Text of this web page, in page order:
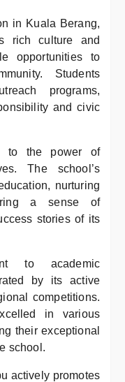
in Kuala Berang,
rich culture and
opportunities to
Students
programs,
and civic
to the power of
The school’s
nurturing
a sense of
stories of its
to academic
by its active
competitions.
in various
their exceptional
school.
actively promotes